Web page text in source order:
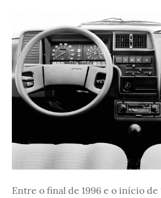
Entre o final de 1996 e o início de